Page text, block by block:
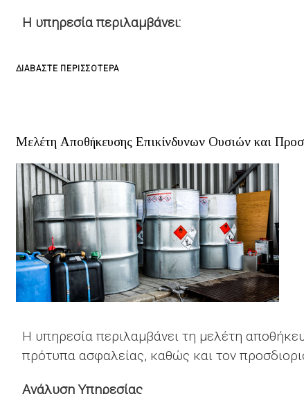
Η υπηρεσία περιλαμβάνει:
ΔΙΑΒΆΣΤΕ ΠΕΡΙΣΣΌΤΕΡΑ
ΚΙΝΔΎΝΩΝ,
ΚΑΙ
ΧΡΉΣΗΣ
ΜΑΠ
ΒΙΟΜΗΧΑΝΙΚΏΝ
ΕΓΚΑΤΑΣΤΆΣΕΩΝ
Μελέτη Αποθήκευσης Επικίνδυνων Ουσιών και
Η υπηρεσία περιλαμβάνει τη μελέτη
πρότυπα ασφαλείας, καθώς και τον
Ανάλυση Υπηρεσίας